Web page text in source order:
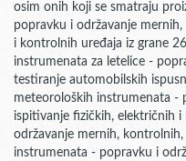
osim onih koji se smatraju
popravku i održavanje
i kontrolnih uređaja iz grane
instrumenata za letelice -
testiranje automobilskih
meteoroloških instrumenata -
ispitivanje fizičkih, električnih
održavanje mernih,
instrumenata - popravku i